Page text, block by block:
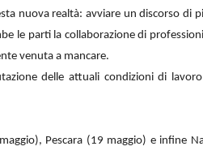
nuova realtà: avviare un discorso di
le parti la collaborazione di
venuta a mancare.
delle attuali condizioni di
Pescara (19 maggio) e infine